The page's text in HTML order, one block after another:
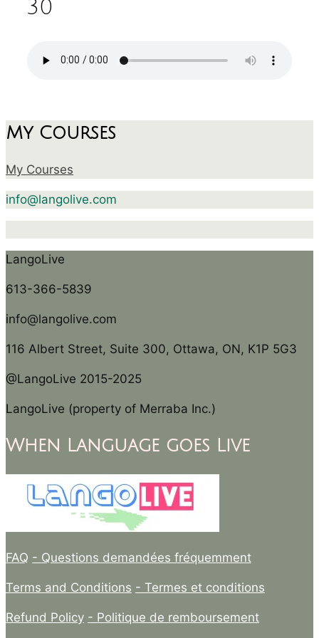
30
My Courses
My Courses
info@langolive.com
LangoLive
613-366-5839
info@langolive.com
116 Albert Street, Suite 300, Ottawa, ON, K1P 5G3
@LangoLive 2015-2025
LangoLive (property of Merraba Inc.)
When Language goes Live
FAQ - Questions demandées fréquemment
Terms and Conditions - Termes et conditions
Refund Policy - Politique de remboursement